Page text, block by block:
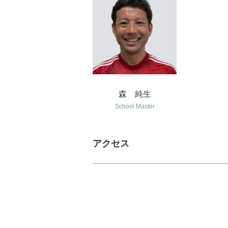
森 純生
School Master
アクセス